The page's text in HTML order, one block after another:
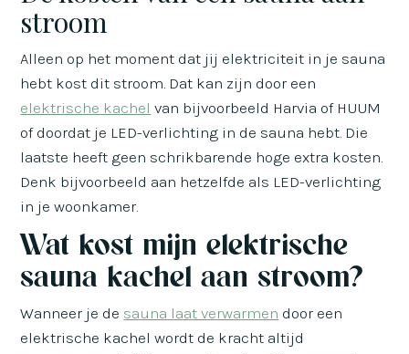
stroom
Alleen op het moment dat jij elektriciteit in je sauna
hebt kost dit stroom. Dat kan zijn door een
elektrische kachel van bijvoorbeeld Harvia of HUUM
of doordat je LED-verlichting in de sauna hebt. Die
laatste heeft geen schrikbarende hoge extra kosten.
Denk bijvoorbeeld aan hetzelfde als LED-verlichting
in je woonkamer.
Wat kost mijn elektrische
sauna kachel aan stroom?
Wanneer je de sauna laat verwarmen door een
elektrische kachel wordt de kracht altijd